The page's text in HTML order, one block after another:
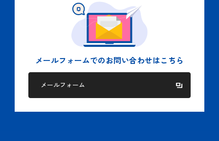
メールフォームでの お問い合わせはこちら
メールフォーム